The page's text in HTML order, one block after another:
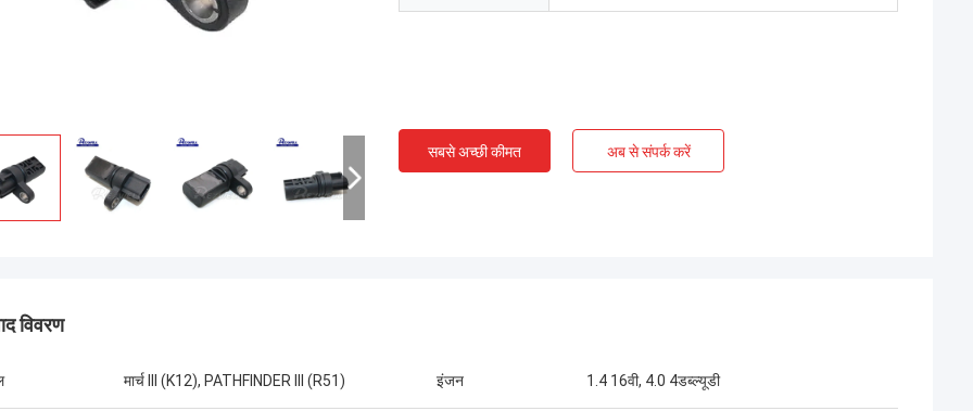
सबसे अच्छी कीमत अब से संपर्क करें
विवरण
मार्च III (K12), PATHFINDER III (R51) इंजन 1.4 16वी, 4.0 4डब्ल्यूडी